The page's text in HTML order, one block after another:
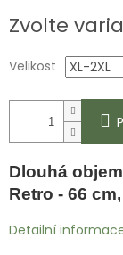
cena:
Zvolte
Velikost
Dlouhá
Retro - 66 cm
Detailní